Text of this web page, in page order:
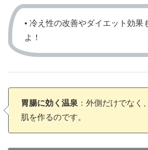
• 冷え性の改善やダイエット効果
よ！
胃腸に効く温泉 ：外側だけでなく
肌を作るのです。